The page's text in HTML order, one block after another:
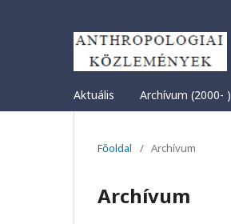
Aktuális Archívum (2000- )
Főoldal / Archívum
Archívum